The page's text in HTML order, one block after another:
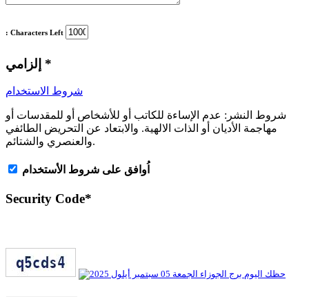
: Characters Left
*
شروط الاستخدام
شروط النشر: عدم الإساءة للكاتب أو للأشخاص أو للمقدسات أو
مهاجمة الأديان أو الذات الالهية. والابتعاد عن التحريض الطائفي
والعنصري والشتائم.
اُوافق على شروط الأستخدام
Security Code*